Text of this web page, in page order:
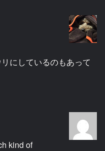
にしているのもあって
kind of